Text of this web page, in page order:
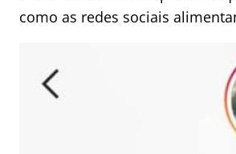
como as redes sociais